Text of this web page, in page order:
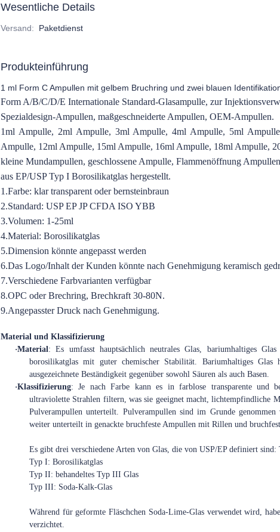
Wesentliche Details
Versand: Paketdienst
Produkteinführung
1 ml Form C Ampullen mit gelbem Bruchring und zwei blauen
Form A/B/C/D/E Internationale Standard-Glasampulle, zur
Spezialdesign-Ampullen, maßgeschneiderte Ampullen, OEM-Ampullen.
1ml Ampulle, 2ml Ampulle, 3ml Ampulle, 4ml Ampulle, 5ml
Ampulle, 12ml Ampulle, 15ml Ampulle, 16ml Ampulle, 18ml Ampulle,
kleine Mundampullen, geschlossene Ampulle, Flammenöffnung Ampullen
aus EP/USP Typ I Borosilikatglas hergestellt.
1.Farbe: klar transparent oder bernsteinbraun
2.Standard: USP EP JP CFDA ISO YBB
3.Volumen: 1-25ml
4.Material: Borosilikatglas
5.Dimension könnte angepasst werden
6.Das Logo/Inhalt der Kunden könnte nach Genehmigung keramisch
7.Verschiedene Farbvarianten verfügbar
8.OPC oder Brechring, Brechkraft 30-80N.
9.Angepasster Druck nach Genehmigung.
Material und Klassifizierung
·Material: Es umfasst hauptsächlich neutrales Glas, bariumhaltiges
borosilikatglas mit guter chemischer Stabilität. Bariumhaltiges
ausgezeichnete Beständigkeit gegenüber sowohl Säuren als auch Basen.
·Klassifizierung: Je nach Farbe kann es in farblose transparente und
ultraviolette Strahlen filtern, was sie geeignet macht, lichtempfindliche
Pulverampullen unterteilt. Pulverampullen sind im Grunde
weiter unterteilt in genackte bruchfeste Ampullen mit Rillen und
Es gibt drei verschiedene Arten von Glas, die von USP/EP definiert
Typ I: Borosilikatglas
Typ II: behandeltes Typ III Glas
Typ III: Soda-Kalk-Glas
Während für geformte Fläschchen Soda-Lime-Glas verwendet wird,
verzichtet.